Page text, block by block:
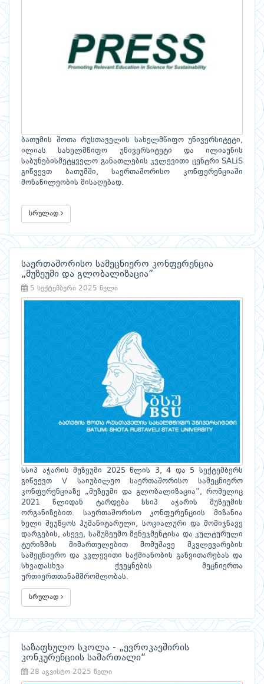
ბათუმის შოთა რუსთაველის სახელმწიფო უნივერსიტეტი,
ილიას სახელმწიფო უნივერსიტეტი და ილიაუნის
საბუნებისმეტყველო განათლების კვლევითი ცენტრი SALiS
გიწვევთ ბათუმში, საერთაშორისო კონფერენციაში
მონაწილეობის მისაღებად.
სრულად
საერთაშორისო სამეცნიერო კონფერენცია
„მუზეუმი და გლობალიზაცია”
5 სექტემბერი 2025 წელი
სსიპ აჭარის მუზეუმი 2025 წლის 3, 4 და 5 სექტემბერს
გიწვევთ V საიუბილეო საერთაშორისო სამეცნიერო
კონფერენციაზე „მუზეუმი და გლობალიზაცია”, რომელიც
2021 წლიდან ტარდება სსიპ აჭარის მუზეუმის
ორგანიზებით. საერთაშორისო კონფერენციის მიზანია
ხელი შეუწყოს ჰუმანიტარული, სოციალური და მომიჯნავე
დარგების, ასევე, სამუზეუმო მენეჯმენტისა და კულტურული
ტურიზმის მიმართულებით მომუშავე მკვლევარების
სამეცნიერო და კვლევითი საქმიანობის განვითარებას და
სხვადასხვა ქვეყნების მეცნიერთა
ურთიერთთანამშრომლობას.
სრულად
საზაფხულო სკოლა - „ევროკავშირის
კონკურენციის სამართალი“
28 აგვისტო 2025 წელი